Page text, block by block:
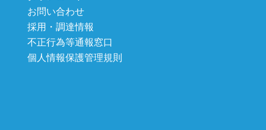
お問い合わせ
採用・調達情報
不正行為等通報窓口
個人情報保護管理規則